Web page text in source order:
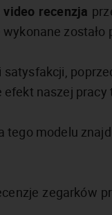
recenzja
zostało
satysfakcji,
efekt naszej
tego modelu
zegarków